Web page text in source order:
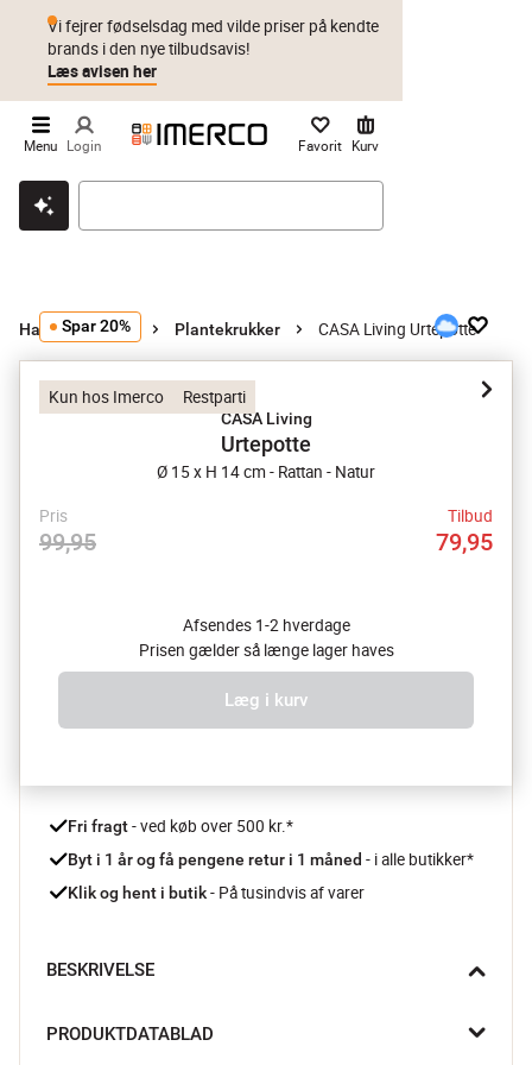
Klik & hent Byt i 1 år Prismatch
Vi fejrer fødselsdag med vilde priser på kendte
brands i den nye tilbudsavis!
Læs avisen her
Menu Login Favorit Kurv
Haveindretning Plantekrukker CASA Living Urtepotte
Kun hos Imerco Restparti
Spar 20%
CASA Living
Urtepotte
Ø 15 x H 14 cm - Rattan - Natur
Pris
99,95
Tilbud
79,95
Afsendes 1-2 hverdage
Prisen gælder så længe lager haves
Læg i kurv
Fri fragt - ved køb over 500 kr.*
Byt i 1 år og få pengene retur i 1 måned - i alle butikker*
Klik og hent i butik - På tusindvis af varer
BESKRIVELSE
Det kan du nemt gøre med den fine urtepotte fra CASA Living.
PRODUKTDATABLAD